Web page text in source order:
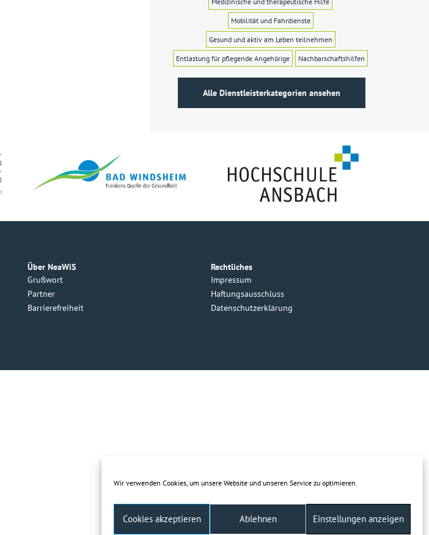
Wir verwenden Cookies, um unsere Website und unseren Service zu optimieren.
Cookies akzeptieren Ablehnen Einstellungen anzeigen
Mobilität und Fahrdienste
Gesund und aktiv am Leben teilnehmen
Entlastung für pflegende Angehörige Nachbarschaftshilfen
Alle Dienstleisterkategorien ansehen
Über NeaWiS
Grußwort
Partner
Barrierefreiheit
Rechtliches
Impressum
Haftungsausschluss
Datenschutzerklärung